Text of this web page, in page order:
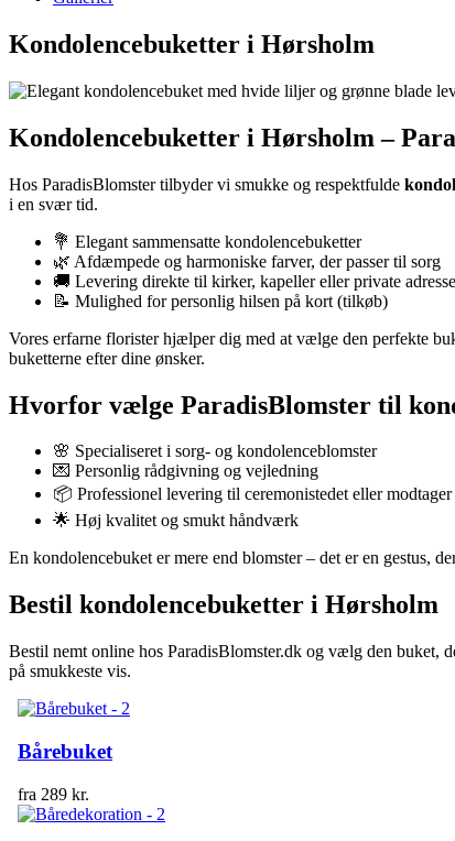
Kondolencebuketter i Hørsholm
Kondolencebuketter i Hørsholm –
Hos ParadisBlomster tilbyder vi smukke og respektfulde
i en svær tid.
💐 Elegant sammensatte kondolencebuketter
🌿 Afdæmpede og harmoniske farver, der passer til sorg
🚚 Levering direkte til kirker, kapeller eller private
📝 Mulighed for personlig hilsen på kort (tilkøb)
Vores erfarne florister hjælper dig med at vælge den perfekte
buketterne efter dine ønsker.
Hvorfor vælge ParadisBlomster til
🌸 Specialiseret i sorg- og kondolenceblomster
💌 Personlig rådgivning og vejledning
📦 Professionel levering til ceremonistedet eller modtager
🌟 Høj kvalitet og smukt håndværk
En kondolencebuket er mere end blomster – det er en gestus,
Bestil kondolencebuketter i Hørsholm
Bestil nemt online hos ParadisBlomster.dk og vælg den buket,
på smukkeste vis.
Bårebuket
fra 289 kr.